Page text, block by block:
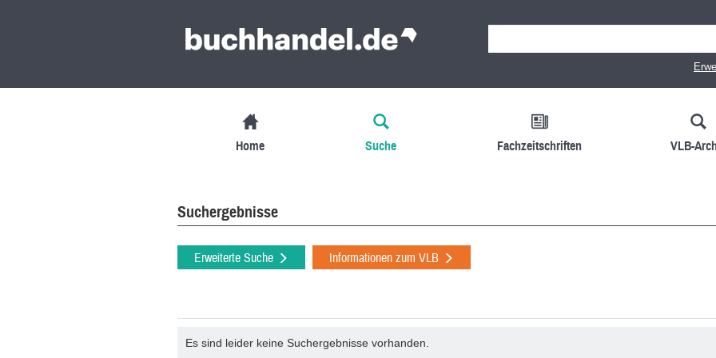
Home Suche Fachzeitschriften VLB-
Suchergebnisse
Erweiterte Suche Informationen zum VLB
Es sind leider keine Suchergebnisse vorhanden.